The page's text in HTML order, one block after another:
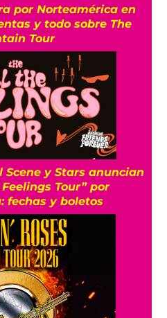
por Norteamérica en
y todo sobre The
Tour
Scene y Stars anuncian
Tour” por
fechas y boletos